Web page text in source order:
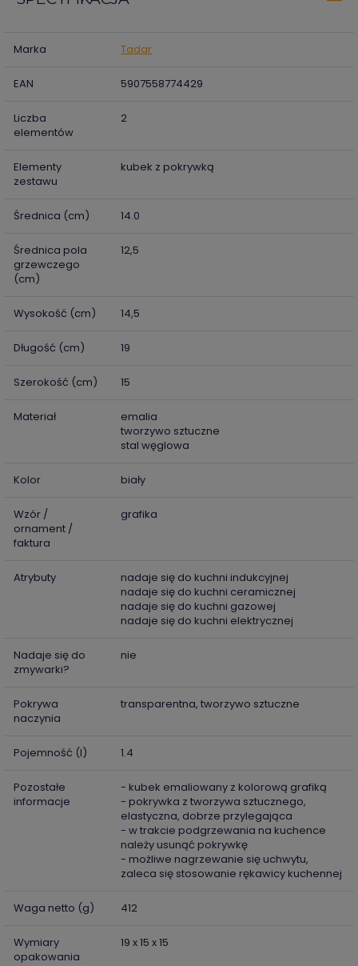
Marka Tadar
EAN 5907558774429
Liczba
elementów
2
Elementy
zestawu
kubek z pokrywką
Średnica (cm) 14.0
Średnica pola
grzewczego
(cm)
12,5
Wysokość (cm) 14,5
Długość (cm) 19
Szerokość (cm) 15
Materiał
emalia
tworzywo sztuczne
stal węglowa
Kolor biały
Wzór /
ornament /
faktura
grafika
Atrybuty
nadaje się do kuchni indukcyjnej
nadaje się do kuchni ceramicznej
nadaje się do kuchni gazowej
nadaje się do kuchni elektrycznej
Nadaje się do
zmywarki?
nie
Pokrywa
naczynia
transparentna, tworzywo sztuczne
Pojemność (l) 1.4
Pozostałe
informacje
- kubek emaliowany z kolorową grafiką
- pokrywka z tworzywa sztucznego,
elastyczna, dobrze przylegająca
- w trakcie podgrzewania na kuchence
należy usunąć pokrywkę
- możliwe nagrzewanie się uchwytu,
zaleca się stosowanie rękawicy kuchennej
Waga netto (g) 412
Wymiary
opakowania
19 x 15 x 15